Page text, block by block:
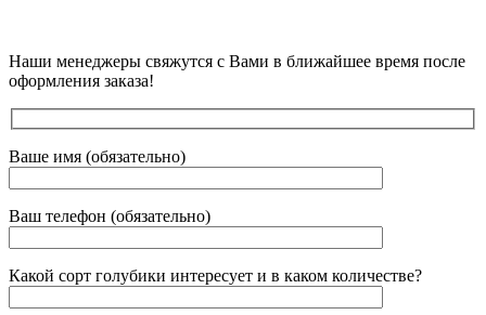
Наши менеджеры свяжутся с Вами в ближайшее время после
оформления заказа!
Ваше имя (обязательно)
Ваш телефон (обязательно)
Какой сорт голубики интересует и в каком количестве?